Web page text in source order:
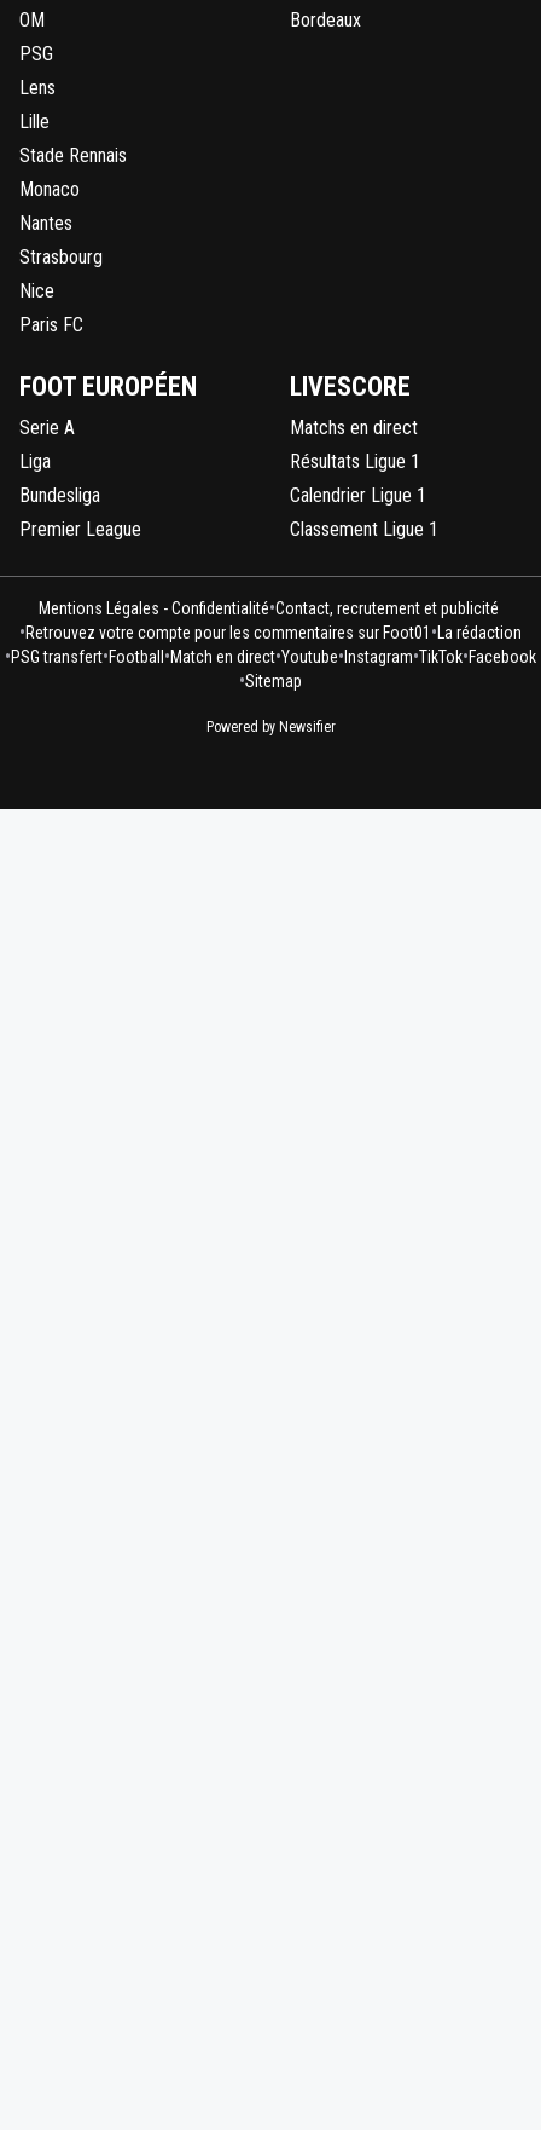
OM
PSG
Lens
Lille
Stade Rennais
Monaco
Nantes
Strasbourg
Nice
Paris FC
Bordeaux
FOOT EUROPÉEN
Serie A
Liga
Bundesliga
Premier League
LIVESCORE
Matchs en direct
Résultats Ligue 1
Calendrier Ligue 1
Classement Ligue 1
Mentions Légales - Confidentialité•Contact, recrutement et publicité
•Retrouvez votre compte pour les commentaires sur Foot01 •La rédaction
•PSG transfert•Football •Match en direct•Youtube• Instagram•TikTok•Facebook
•Sitemap
Powered by Newsifier